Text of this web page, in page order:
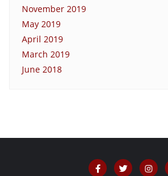
November 2019
May 2019
April 2019
March 2019
June 2018